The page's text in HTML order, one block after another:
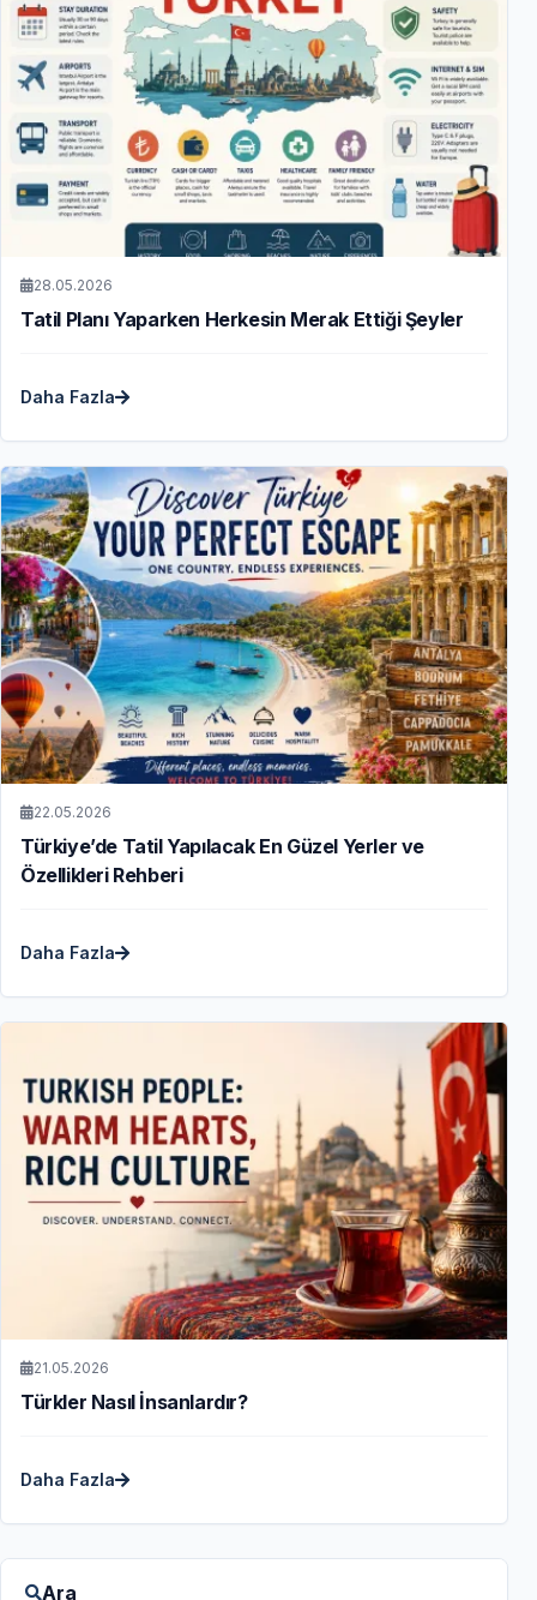
28.05.2026
Tatil Planı Yaparken Herkesin Merak Ettiği Şeyler
Daha Fazla
22.05.2026
Türkiye’de Tatil Yapılacak En Güzel Yerler ve
Özellikleri Rehberi
Daha Fazla
21.05.2026
Türkler Nasıl İnsanlardır?
Daha Fazla
Ara